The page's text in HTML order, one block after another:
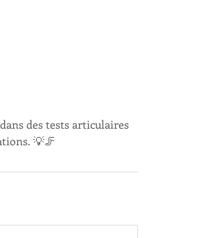
des tests articulaires
💡🦵